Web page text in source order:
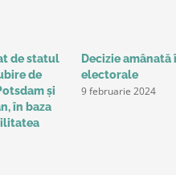
de statul
de
și
în baza
Decizie
electorale
9 februarie 2024